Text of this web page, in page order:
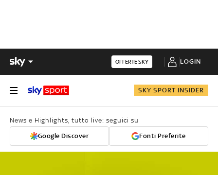
OFFERTE SKY LOGIN
SKY SPORT INSIDER
News e Highlights, tutto live: seguici su
Google Discover Fonti Preferite